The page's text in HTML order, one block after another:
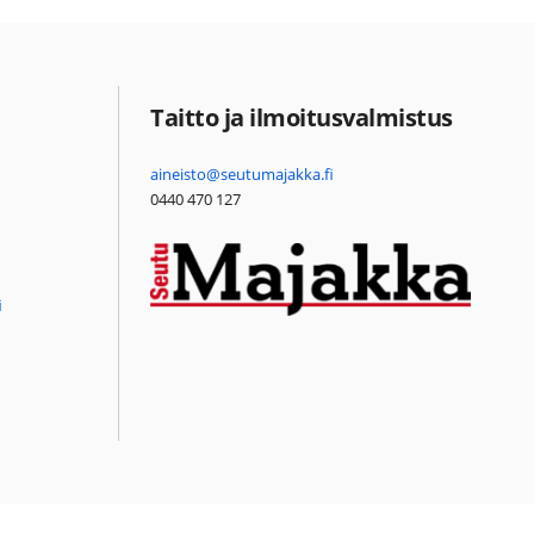
Taitto ja ilmoitusvalmistus
aineisto@seutumajakka.fi
0440 470 127